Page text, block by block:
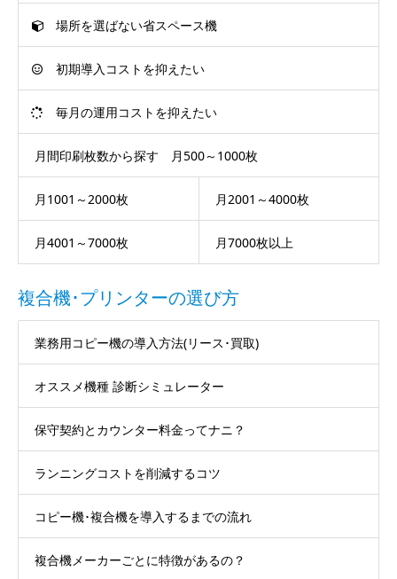
場所を選ばない省スペース機
初期導入コストを抑えたい
毎月の運用コストを抑えたい
月間印刷枚数から探す 月500～1000枚
月1001～2000枚 月2001～4000枚
月4001～7000枚 月7000枚以上
複合機･プリンターの選び方
業務用コピー機の導入方法(リース･買取)
オススメ機種 診断シミュレーター
保守契約とカウンター料金ってナニ？
ランニングコストを削減するコツ
コピー機･複合機を導入するまでの流れ
複合機メーカーごとに特徴があるの？